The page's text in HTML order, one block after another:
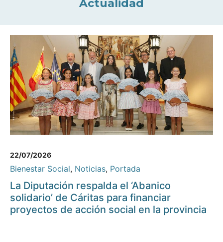
Actualidad
22/07/2026
Bienestar Social, Noticias, Portada
La Diputación respalda el ‘Abanico
solidario’ de Cáritas para financiar
proyectos de acción social en la provincia